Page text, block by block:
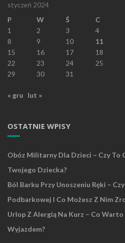
styczeń 2024
P
W Ś C
1
2 3 4
8
9 10 11
15
16 17 18
22
23 24 25
29
30 31
« gru lut »
OSTATNIE WPISY
Obóz Militarny Dla Dzieci – Czy To
Twojego Dziecka?
Ból Barku Przy Unoszeniu Ręki –
Podbarkowej I Co Możesz Z Nim
Urlop Z Alergią Na Kurz – Co
Wyjazdem?